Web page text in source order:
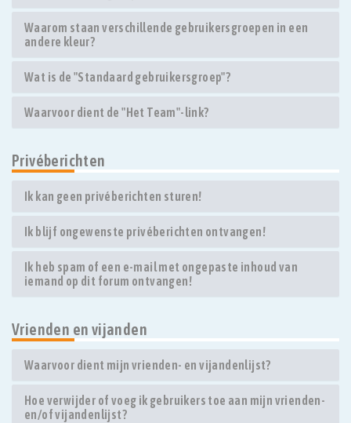
Waarom staan verschillende gebruikersgroepen in een
andere kleur?
Wat is de "Standaard gebruikersgroep"?
Waarvoor dient de "Het Team"-link?
Privéberichten
Ik kan geen privéberichten sturen!
Ik blijf ongewenste privéberichten ontvangen!
Ik heb spam of een e-mail met ongepaste inhoud van
iemand op dit forum ontvangen!
Vrienden en vijanden
Waarvoor dient mijn vrienden- en vijandenlijst?
Hoe verwijder of voeg ik gebruikers toe aan mijn vrienden-
en/of vijandenlijst?